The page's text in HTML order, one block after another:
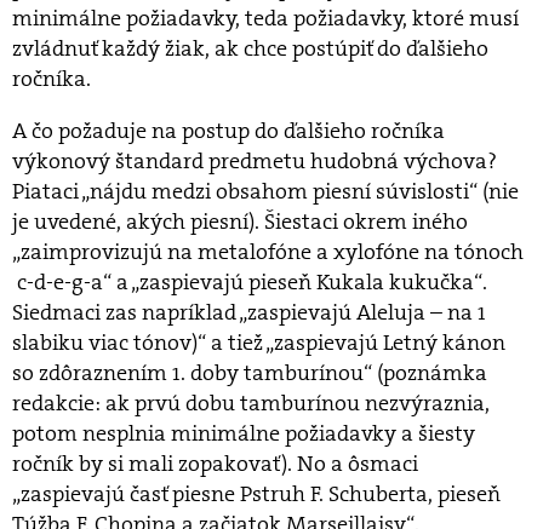
minimálne požiadavky, teda požiadavky, ktoré musí
zvládnuť každý žiak, ak chce postúpiť do ďalšieho
ročníka.
A čo požaduje na postup do ďalšieho ročníka
výkonový štandard predmetu hudobná výchova?
Piataci „nájdu medzi obsahom piesní súvislosti“ (nie
je uvedené, akých piesní). Šiestaci okrem iného
„zaimprovizujú na metalofóne a xylofóne na tónoch
c-d-e-g-a“ a „zaspievajú pieseň Kukala kukučka“.
Siedmaci zas napríklad „zaspievajú Aleluja – na 1
slabiku viac tónov)“ a tiež „zaspievajú Letný kánon
so zdôraznením 1. doby tamburínou“ (poznámka
redakcie: ak prvú dobu tamburínou nezvýraznia,
potom nesplnia minimálne požiadavky a šiesty
ročník by si mali zopakovať). No a ôsmaci
„zaspievajú časť piesne Pstruh F. Schuberta, pieseň